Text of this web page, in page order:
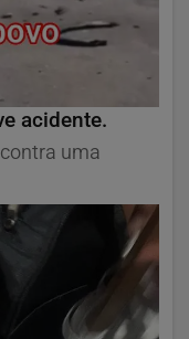
acidente.
uma